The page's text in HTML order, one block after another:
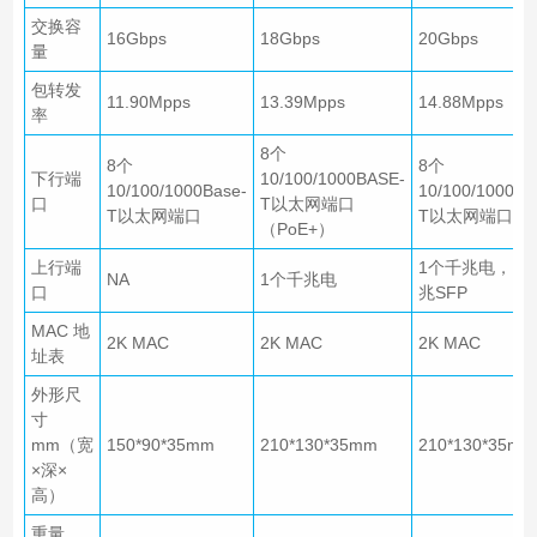
交换容
量
16Gbps 18Gbps 20Gbps
包转发
率
11.90Mpps 13.39Mpps 14.88Mpps
下行端
口
8个
10/100/1000Base-
T以太网端口
8个
10/100/1000BASE-
T以太网端口
（PoE+）
8个
10/100/
T以太网端口
上行端
口
NA 1个千兆电
1个千兆电，1
兆SFP
MAC 地
址表
2K MAC 2K MAC 2K MAC
外形尺
寸
mm（宽
×深×
高）
150*90*35mm 210*130*35mm 210*130*35mm